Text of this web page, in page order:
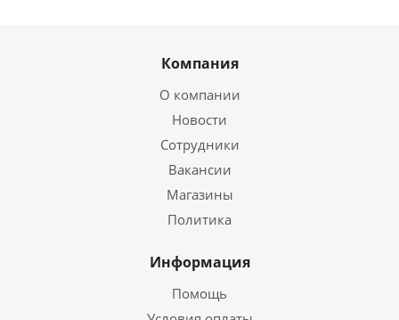
Компания
О компании
Новости
Сотрудники
Вакансии
Магазины
Политика
Информация
Помощь